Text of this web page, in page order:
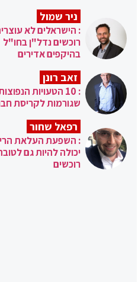
ניר שמול
: הישראלים לא
רוכשים נדל"ן בחו"ל
בהיקפים אדירים
זאב רונן
: 10 הטעויות
שגורמות לקריסת
רפאל שחור
: השפעת העלאת
יכולה להיות גם
רוכשים